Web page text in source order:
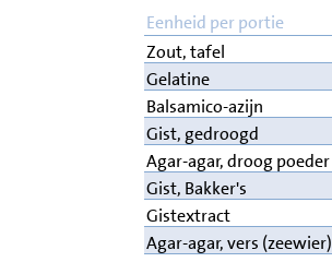
Eenheid per portie
Zout, tafel
Gelatine
Balsamico-azijn
Gist, gedroogd
Agar-agar, droog poeder
Gist, Bakker's
Gistextract
Agar-agar, vers (zeewier)